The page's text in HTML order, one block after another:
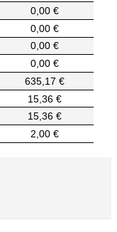
0,00 €
0,00 €
0,00 €
0,00 €
635,17 €
15,36 €
15,36 €
2,00 €